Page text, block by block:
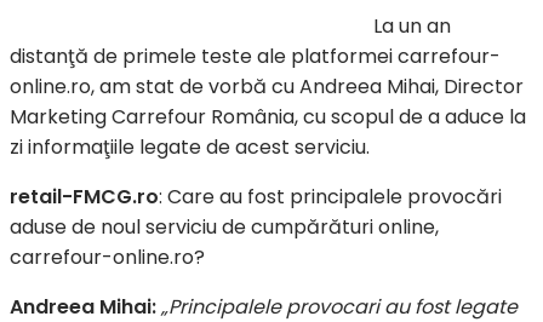
La un an
distanţă de primele teste ale platformei carrefour-
online.ro, am stat de vorbă cu Andreea Mihai, Director
Marketing Carrefour România, cu scopul de a aduce la
zi informaţiile legate de acest serviciu.
retail-FMCG.ro: Care au fost principalele provocări
aduse de noul serviciu de cumpărături online,
carrefour-online.ro?
Andreea Mihai:„Principalele provocari au fost legate